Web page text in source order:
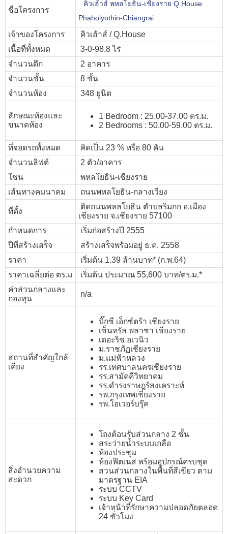
ชื่อโครงการ
คิวเฮ้าส์ พหลโยธิน-เชียงราย Q.House
Phaholyothin-Chiangrai
เจ้าของโครงการ
คิวเฮ้าส์ / Q.House
เนื้อที่ทั้งหมด
3-0-98.8 ไร่
จำนวนตึก
2 อาคาร
จำนวนชั้น
8 ชั้น
จำนวนห้อง
348 ยูนิต
ลักษณะห้องและ
ขนาดห้อง
1 Bedroom : 25.00-37.00 ตร.ม.
2 Bedrooms : 50.00-59.00 ตร.ม.
ที่จอดรถทั้งหมด
คิดเป็น 23 % หรือ 80 คัน
จำนวนลิฟต์
2 ตัว/อาคาร
โซน
พหลโยธิน-เชียงราย
เส้นทางคมนาคม
ถนนพหลโยธิน-กลางเวียง
ที่ตั้ง
ติดถนนพหลโยธิน ตำบลริมกก อ.เมือง
เชียงราย จ.เชียงราย 57100
กำหนดการ
เริ่มก่อสร้างปี 2555
ปีที่สร้างเสร็จ
สร้างเสร็จพร้อมอยู่ ธ.ค. 2558
ราคา
เริ่มต้น 1.39 ล้านบาท* (ก.พ.64)
ราคาเฉลี่ยต่อ ตร.ม
เริ่มต้น ประมาณ 55,600 บาท/ตร.ม.*
ค่าส่วนกลางและ
กองทุน
n/a
สถานที่สำคัญใกล้
เคียง
บิ๊กซี เอ็กซ์ตร้า เชียงราย
เซ็นทรัล พลาซา เชียงราย
เดอะริช อเวนิว
ม.ราชภัฏเชียงราย
ม.แม่ฟ้าหลวง
รร.เทศบาลนครเชียงราย
รร.สามัคคีวิทยาคม
รร.ดำรงราษฎร์สงเคราะห์
รพ.กรุงเทพเชียงราย
รพ.โอเวอร์บรุ๊ค
สิ่งอำนวยความ
สะดวก
โถงต้อนรับส่วนกลาง 2 ชั้น
สระว่ายน้ำระบบเกลือ
ห้องประชุม
ห้องฟิตเนส พร้อมอุปกรณ์ครบชุด
สวนส่วนกลางในพื้นที่สีเขียว ตาม
มาตรฐาน EIA
ระบบ CCTV
ระบบ Key Card
เจ้าหน้าที่รักษาความปลอดภัยตลอด
24 ชั่วโมง